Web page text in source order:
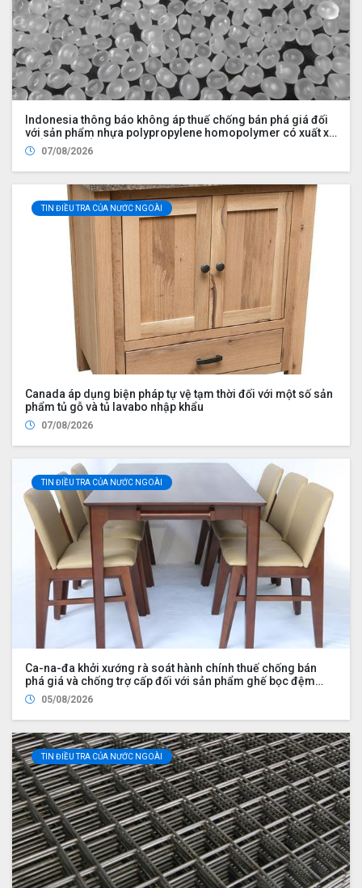
Indonesia thông báo không áp thuế chống bán phá giá đối
với sản phẩm nhựa polypropylene homopolymer có xuất xứ
từ Ả Rập Xê Út, Malaysia, Trung Quốc, Philippines, Hàn
Quốc, Singapore, Thái Lan và Việt Nam
07/08/2026
TIN ĐIỀU TRA CỦA NƯỚC NGOÀI
Canada áp dụng biện pháp tự vệ tạm thời đối với một số sản
phẩm tủ gỗ và tủ lavabo nhập khẩu
07/08/2026
TIN ĐIỀU TRA CỦA NƯỚC NGOÀI
Ca-na-đa khởi xướng rà soát hành chính thuế chống bán
phá giá và chống trợ cấp đối với sản phẩm ghế bọc đệm
nhập khẩu từ Trung Quốc và Việt Nam, đồng thời nhập khẩu
từ Hoa Kỳ bởi Công ty Wayfair LLC (UDS 2026 UP2)
05/08/2026
TIN ĐIỀU TRA CỦA NƯỚC NGOÀI